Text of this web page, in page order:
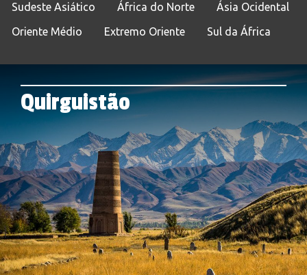
Sudeste Asiático
África do Norte
Ásia Ocidental
Oriente Médio
Extremo Oriente Sul da África
Quirguistão